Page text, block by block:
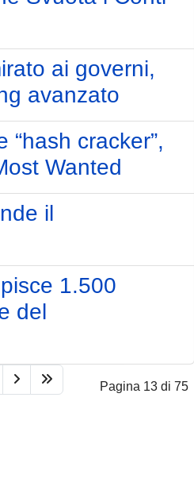
ai governi,
avanzato
cracker”,
Wanted
il
1.500
del
Pagina 13 di 75